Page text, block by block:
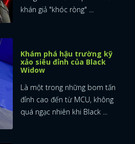
khán giả "khóc ròng" ...
Khám phá hậu trường kỹ
xảo siêu đỉnh của Black
Widow
Là một trong những bom tấn
đỉnh cao đến từ MCU, không
quá ngạc nhiên khi Black ...